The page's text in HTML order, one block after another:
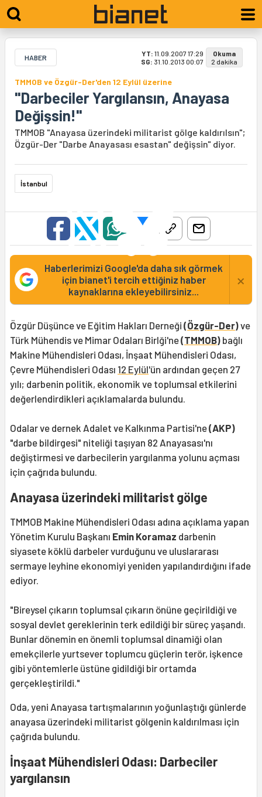
HABER YT: 11.09.2007 17:29
SG: 31.10.2013 00:07
Okuma
2 dakika
TMMOB ve Özgür-Der'den 12 Eylül üzerine
"Darbeciler Yargılansın, Anayasa
Değişsin!"
TMMOB "Anayasa üzerindeki militarist gölge kaldırılsın";
Özgür-Der "Darbe Anayasası esastan" değişsin" diyor.
İstanbul
Haberlerimizi Google'da daha sık görmek
için bianet'i tercih ettiğiniz haber
kaynaklarına ekleyebilirsiniz...
×
Özgür Düşünce ve Eğitim Hakları Derneği (Özgür-Der)ve
Türk Mühendis ve Mimar Odaları Birlği'ne(TMMOB) bağlı
Makine Mühendisleri Odası, İnşaat Mühendisleri Odası,
Çevre Mühendisleri Odası 12 Eylül'ün ardından geçen 27
yılı; darbenin politik, ekonomik ve toplumsal etkilerini
değerlendirdikleri açıklamalarda bulundu.
Odalar ve dernek Adalet ve Kalkınma Partisi'ne(AKP)
"darbe bildirgesi" niteliği taşıyan 82 Anayasası'nı
değiştirmesi ve darbecilerin yargılanma yolunu açması
için çağrıda bulundu.
Anayasa üzerindeki militarist gölge
TMMOB Makine Mühendisleri Odası adına açıklama yapan
Yönetim Kurulu Başkanı Emin Koramaz darbenin
siyasete köklü darbeler vurduğunu ve uluslararası
sermaye leyhine ekonomiyi yeniden yapılandırdığını ifade
ediyor.
"Bireysel çıkarın toplumsal çıkarın önüne geçirildiği ve
sosyal devlet gereklerinin terk edildiği bir süreç yaşandı.
Bunlar dönemin en önemli toplumsal dinamiği olan
emekçilerle yurtsever toplumcu güçlerin terör, işkence
gibi yöntemlerle üstüne gidildiği bir ortamda
gerçekleştirildi."
Oda, yeni Anayasa tartışmalarının yoğunlaştığı günlerde
anayasa üzerindeki militarist gölgenin kaldırılması için
çağrıda bulundu.
İnşaat Mühendisleri Odası: Darbeciler
yargılansın